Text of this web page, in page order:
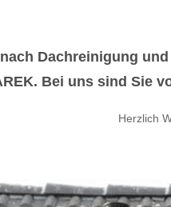
Dachreinigung
Bei uns sind Sie
Herzlich